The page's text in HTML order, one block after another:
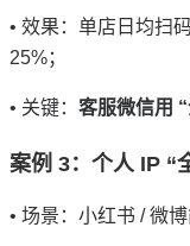
• 效果：单店日均扫
25%；
• 关键： 客服微信用
案例 3：个人 IP “
• 场景：小红书 / 微